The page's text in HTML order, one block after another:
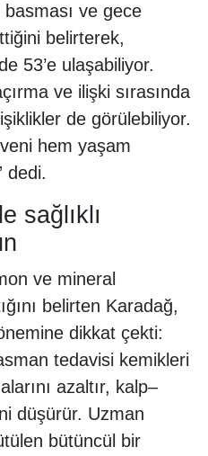
basması ve gece
belirterek,
53’e ulaşabiliyor.
ve ilişki sırasında
de görülebiliyor.
hem yaşam
dedi.
sağlıklı
ve mineral
belirten Karadağ,
dikkat çekti:
tedavisi kemikleri
azaltır, kalp–
düşürür. Uzman
bütüncül bir